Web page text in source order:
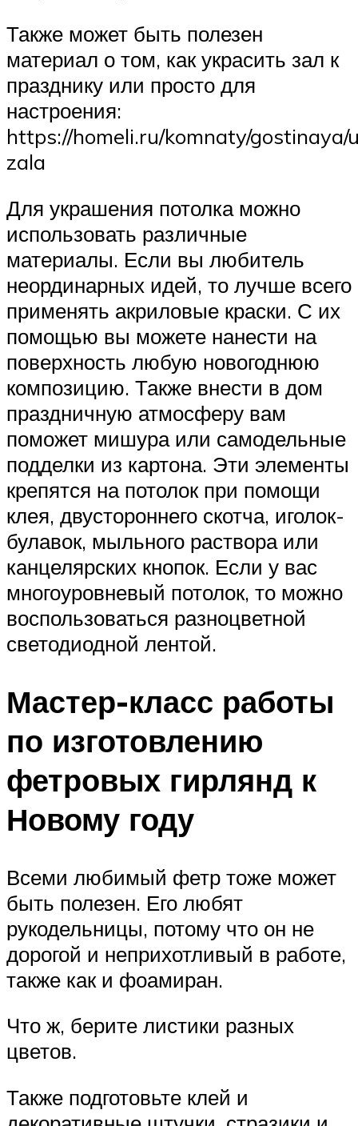
Также может быть полезен
материал о том, как украсить зал к
празднику или просто для
настроения:
https://homeli.ru/komnaty/gostinaya/
zala
Для украшения потолка можно
использовать различные
материалы. Если вы любитель
неординарных идей, то лучше всего
применять акриловые краски. С их
помощью вы можете нанести на
поверхность любую новогоднюю
композицию. Также внести в дом
праздничную атмосферу вам
поможет мишура или самодельные
подделки из картона. Эти элементы
крепятся на потолок при помощи
клея, двустороннего скотча, иголок-
булавок, мыльного раствора или
канцелярских кнопок. Если у вас
многоуровневый потолок, то можно
воспользоваться разноцветной
светодиодной лентой.
Мастер-класс работы
по изготовлению
фетровых гирлянд к
Новому году
Всеми любимый фетр тоже может
быть полезен. Его любят
рукодельницы, потому что он не
дорогой и неприхотливый в работе,
также как и фоамиран.
Что ж, берите листики разных
цветов.
Также подготовьте клей и